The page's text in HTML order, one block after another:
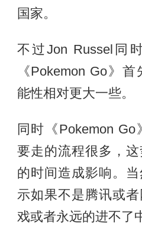
国家。
不过Jon Russel同
《Pokemon Go》
能性相对更大一些。
同时《Pokemon
要走的流程很多，
的时间造成影响。
示如果不是腾讯或
戏或者永远的进不了